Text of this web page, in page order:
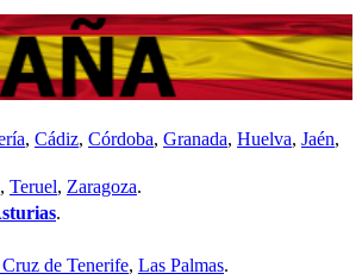
, Cádiz, Córdoba, Granada, Huelva, Jaén,
, Teruel, Zaragoza.
.
Cruz de Tenerife, Las Palmas.